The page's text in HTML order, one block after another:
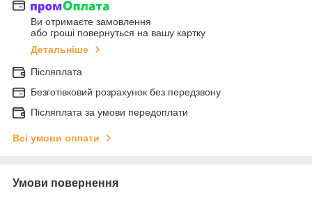
Ви отримаєте замовлення
або гроші повернуться на вашу картку
Детальніше
Післяплата
Безготівковий розрахунок без передзвону
Післяплата за умови передоплати
Всі умови оплати
Умови повернення